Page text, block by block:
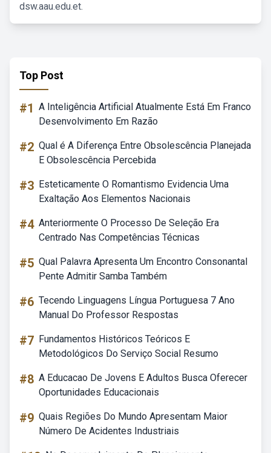
dsw.aau.edu.et.
Top Post
#1 A Inteligência Artificial Atualmente Está Em Franco
Desenvolvimento Em Razão
#2 Qual é A Diferença Entre Obsolescência Planejada
E Obsolescência Percebida
#3 Esteticamente O Romantismo Evidencia Uma
Exaltação Aos Elementos Nacionais
#4 Anteriormente O Processo De Seleção Era
Centrado Nas Competências Técnicas
#5 Qual Palavra Apresenta Um Encontro Consonantal
Pente Admitir Samba Também
#6 Tecendo Linguagens Língua Portuguesa 7 Ano
Manual Do Professor Respostas
#7 Fundamentos Históricos Teóricos E
Metodológicos Do Serviço Social Resumo
#8 A Educacao De Jovens E Adultos Busca Oferecer
Oportunidades Educacionais
#9 Quais Regiões Do Mundo Apresentam Maior
Número De Acidentes Industriais